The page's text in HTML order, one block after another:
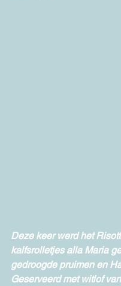
Deze keer werd het
kalfsrolletjes alla Maria
gedroogde pruimen en
Geserveerd met witlof